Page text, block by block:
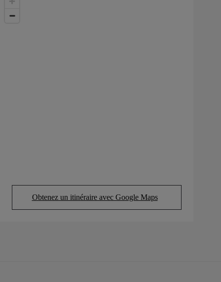
Obtenez un itinéraire avec Google Maps
(Opens in new tab)